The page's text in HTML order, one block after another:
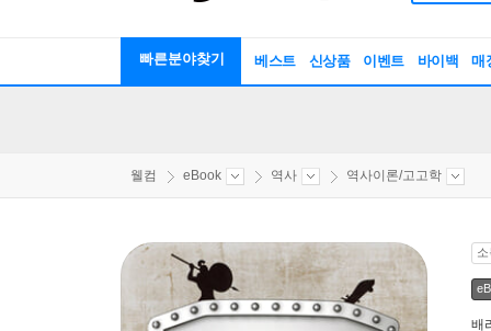
빠른분야찾기 베스트 신상품 이벤트 바이백 매
웰컴 eBook 역사 역사이론/고고학
배